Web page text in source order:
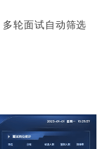
轮面试自动筛选